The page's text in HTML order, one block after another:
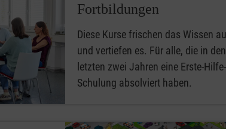
Fortbildungen
Diese Kurse frischen das Wissen
und vertiefen es. Für alle, die in den
letzten zwei Jahren eine Erste-Hilfe-
Schulung absolviert haben.